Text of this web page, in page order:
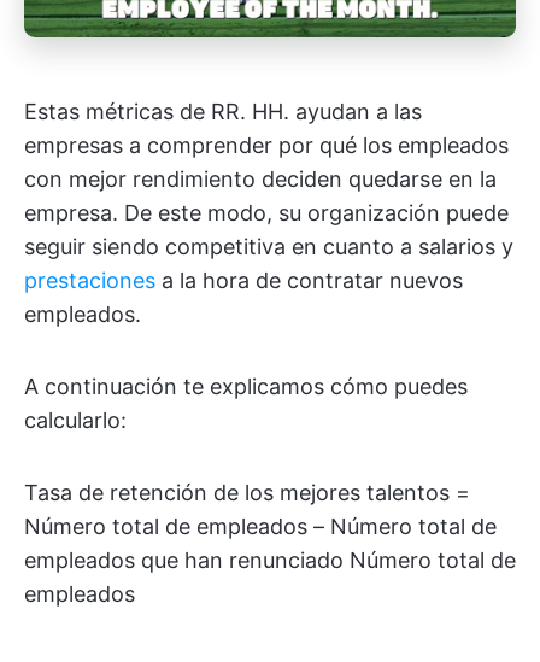
Estas métricas de RR. HH. ayudan a las
empresas a comprender por qué los empleados
con mejor rendimiento deciden quedarse en la
empresa. De este modo, su organización puede
seguir siendo competitiva en cuanto a salarios y
prestaciones a la hora de contratar nuevos
empleados.
A continuación te explicamos cómo puedes
calcularlo:
Tasa de retención de los mejores talentos =
Número total de empleados – Número total de
empleados que han renunciado Número total de
empleados